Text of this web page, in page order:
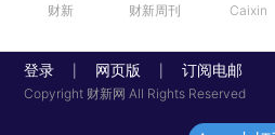
财新 财新周刊 Caixin
登录 网页版 订阅电邮
Copyright 财新网 All Rights Reserved